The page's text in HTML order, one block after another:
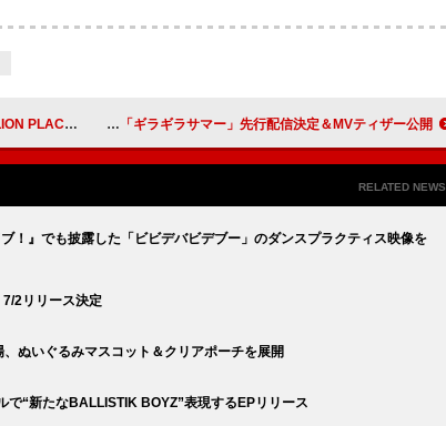
でリストイン なにわ男子、“超ゴキゲンサマーソング”「ギラギラサマー」先行配信決定＆MVティザー公開
RELATED NEWS
！』でも披露した「ビビデバビデブー」のダンスプラクティス映像を
2リリース決定
ぬいぐるみマスコット＆クリアポーチを展開
“新たなBALLISTIK BOYZ”表現するEPリリース